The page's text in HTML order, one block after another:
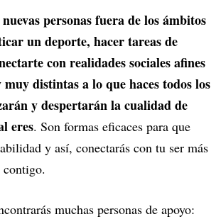
personas fuera de los ámbitos
un deporte, hacer tareas de
con realidades sociales afines
distintas a lo que haces todos los
y despertarán la cualidad de
eres. Son formas eficaces para que
y así, conectarás con tu ser más
muchas personas de apoyo: